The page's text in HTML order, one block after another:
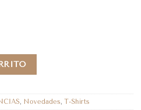
, Novedades, T-Shirts